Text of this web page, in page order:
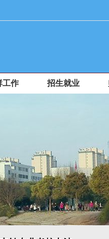
工作 招生就业